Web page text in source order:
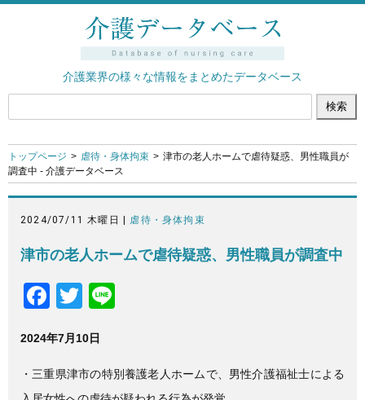
介護業界の様々な情報をまとめたデータベース
トップページ 虐待・身体拘束
津市の老人ホームで虐待疑惑、男性職員が
調査中 - 介護データベース
2024/07/11 木曜日 | 虐待・身体拘束
津市の老人ホームで虐待疑惑、男性職員が調査中
F
c
e
T
tt
er
2024年7月10日
・三重県津市の特別養護老人ホームで、男性介護福祉士による